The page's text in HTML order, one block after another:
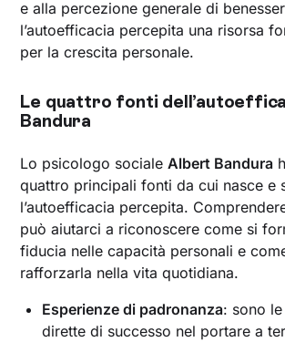
e alla percezione generale di
l’autoefficacia percepita una risorsa
per la crescita personale.
Le quattro fonti
Bandura
Lo psicologo sociale Albert Bandura
quattro principali fonti da cui nasce e
l’autoefficacia percepita.
può aiutarci a riconoscere come si
fiducia nelle capacità personali e
rafforzarla nella vita quotidiana.
Esperienze di padronanza: sono
dirette di successo nel portare a